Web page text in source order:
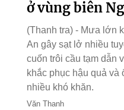
ở vùng biên
(Thanh tra) - Mưa lớn
An gây sạt lở nhiều
cuốn trôi cầu tạm dẫn
khắc phục hậu quả
nhiều khó khăn.
Văn Thanh